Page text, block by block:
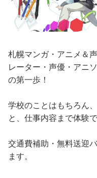
札幌マンガ・アニメ＆
レーター・声優・アニ
の第一歩！
学校のことはもちろん
と、仕事内容まで体験
交通費補助・無料送迎
ます。